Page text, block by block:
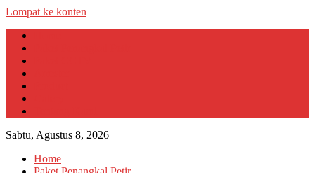
Lompat ke konten
Sabtu, Agustus 8, 2026
Home